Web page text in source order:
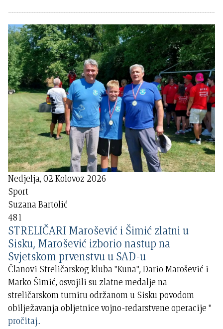
Nedjelja, 02 Kolovoz 2026
Sport
Suzana Bartolić
481
STRELIČARI Marošević i Šimić zlatni u
Sisku, Marošević izborio nastup na
Svjetskom prvenstvu u SAD-u
Članovi Streličarskog kluba "Kuna", Dario Marošević i
Marko Šimić, osvojili su zlatne medalje na
streličarskom turniru održanom u Sisku povodom
obilježavanja obljetnice vojno-redarstvene operacije "
pročitaj..